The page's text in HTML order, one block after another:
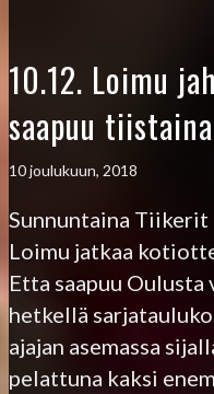
10.12. Loimu
saapuu
10 joulukuun, 2018
Sunnuntaina Tiikerit
Loimu jatkaa
Etta saapuu
hetkellä
ajajan asemassa
pelattuna kaksi